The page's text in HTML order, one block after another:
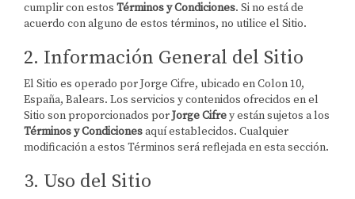
cumplir con estos Términos y Condiciones. Si no está de
acuerdo con alguno de estos términos, no utilice el Sitio.
2. Información General del Sitio
El Sitio es operado por Jorge Cifre, ubicado en Colon 10,
España, Balears. Los servicios y contenidos ofrecidos en el
Sitio son proporcionados porJorge Cifrey están sujetos a los
Términos y Condicionesaquí establecidos. Cualquier
modificación a estos Términos será reflejada en esta sección.
3. Uso del Sitio